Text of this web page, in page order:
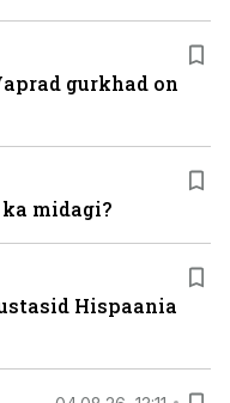
gurkhad on
midagi?
Hispaania